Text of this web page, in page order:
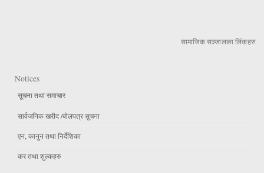
सामाजिक सञ्जालका लिंकहरु
Notices
सूचना तथा समाचार
सार्वजनिक खरीद /बोलपत्र सूचना
एन, कानुन तथा निर्देशिका
कर तथा शुल्कहरु